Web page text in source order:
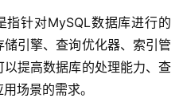
指针对MySQL数据库进行的
引擎、查询优化器、索引管
提高数据库的处理能力、查
场景的需求。